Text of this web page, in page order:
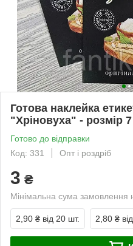
Готова наклейка
"Хріновуха" - розмір
Готово до відправки
Код: 331
Опт і роздріб
3 ₴
Мінімальна сума замовлення
2,90 ₴ від 20 шт. 2,80 ₴